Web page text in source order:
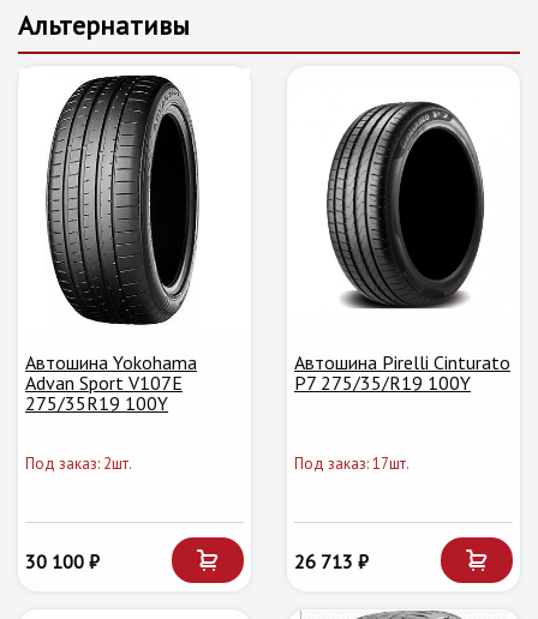
Альтернативы
Автошина Yokohama
Advan Sport V107E
275/35R19 100Y
Под заказ: 2шт.
30 100 ₽
Автошина Pirelli Cinturato
P7 275/35/R19 100Y
Под заказ: 17шт.
26 713 ₽